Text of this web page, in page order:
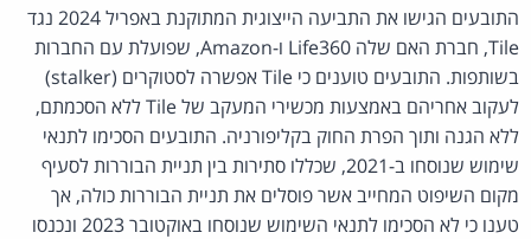
התובעים הגישו את התביעה הייצוגית המתוקנת באפריל 2024 נגד
Tile, חברת האם שלה Life360 ו-Amazon, שפועלת עם החברות
בשותפות. התובעים טוענים כי Tile אפשרה לסטוקרים (stalker)
לעקוב אחריהם באמצעות מכשירי המעקב של Tile ללא הסכמתם,
ללא הגנה ותוך הפרת החוק בקליפורניה. התובעים הסכימו לתנאי
שימוש שנוסחו ב-2021, שכללו סתירות בין תניית הבוררות לסעיף
מקום השיפוט המחייב אשר פוסלים את תניית הבוררות כולה, אך
טענו כי לא הסכימו לתנאי השימוש שנוסחו באוקטובר 2023 ונכנסו